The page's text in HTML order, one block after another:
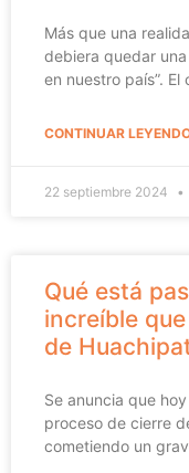
Más que una
debiera quedar
en nuestro país”.
CONTINUAR
22 septiembre 2024
Qué está
increíble
de
Se anuncia que
proceso de cierre
cometiendo un